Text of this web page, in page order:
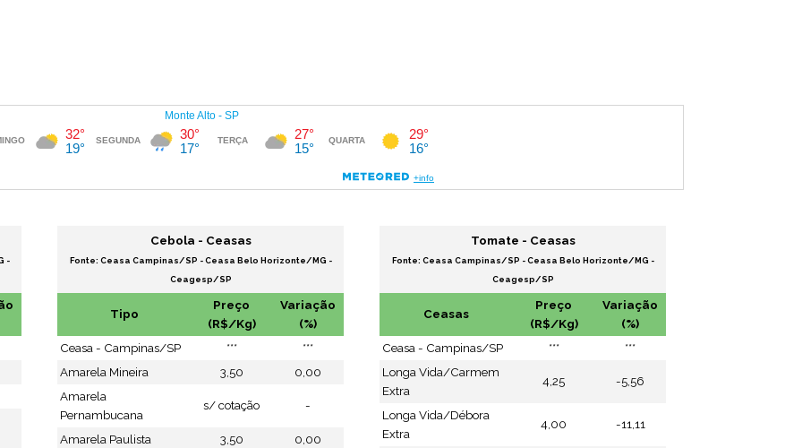
-
Cebola - Ceasas
Fonte: Ceasa Campinas/SP - Ceasa Belo Horizonte/MG -
Ceagesp/SP
Tipo
Preço
(R$/Kg)
Variação
(%)
Ceasa - Campinas/SP
***
***
Amarela Mineira
3,50
0,00
Amarela
Pernambucana
s/ cotação -
Amarela Paulista 3,50
0,00
Tomate - Ceasas
Fonte: Ceasa Campinas/SP - Ceasa Belo Horizonte/MG -
Ceagesp/SP
Ceasas
Preço
(R$/Kg)
Variação
(%)
Ceasa - Campinas/SP
***
***
Longa Vida/Carmem
Extra
4,25 -5,56
Longa Vida/Débora
Extra
4,00 -11,11